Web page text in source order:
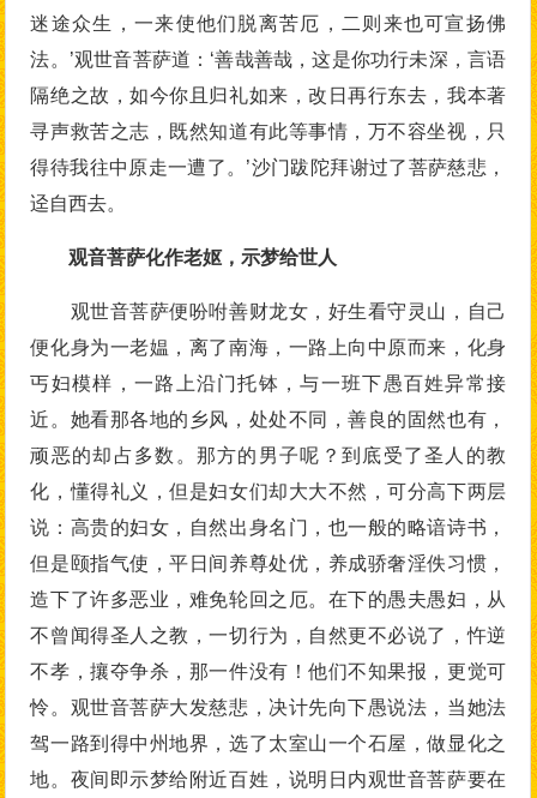
迷途众生，一来使他们脱离苦厄，二则来也可宣扬佛
法。’观世音菩萨道：‘善哉善哉，这是你功行未深，言语
隔绝之故，如今你且归礼如来，改日再行东去，我本著
寻声救苦之志，既然知道有此等事情，万不容坐视，只
得待我往中原走一遭了。’沙门跋陀拜谢过了菩萨慈悲，
迳自西去。
观音菩萨化作老妪，示梦给世人
观世音菩萨便吩咐善财龙女，好生看守灵山，自己
便化身为一老媪，离了南海，一路上向中原而来，化身
丐妇模样，一路上沿门托钵，与一班下愚百姓异常接
近。她看那各地的乡风，处处不同，善良的固然也有，
顽恶的却占多数。那方的男子呢？到底受了圣人的教
化，懂得礼义，但是妇女们却大大不然，可分高下两层
说：高贵的妇女，自然出身名门，也一般的略谙诗书，
但是颐指气使，平日间养尊处优，养成骄奢淫佚习惯，
造下了许多恶业，难免轮回之厄。在下的愚夫愚妇，从
不曾闻得圣人之教，一切行为，自然更不必说了，忤逆
不孝，攘夺争杀，那一件没有！他们不知果报，更觉可
怜。观世音菩萨大发慈悲，决计先向下愚说法，当她法
驾一路到得中州地界，选了太室山一个石屋，做显化之
地。夜间即示梦给附近百姓，说明日内观世音菩萨要在